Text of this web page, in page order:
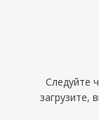
Следуйте
загрузите,